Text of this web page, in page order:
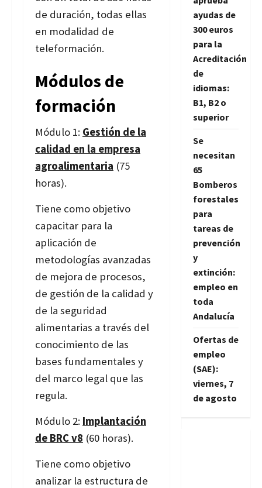
de duración, todas ellas
en modalidad de
teleformación.
Módulos de
formación
Módulo 1: Gestión de la
calidad en la empresa
agroalimentaria (75
horas).
Tiene como objetivo
capacitar para la
aplicación de
metodologías avanzadas
de mejora de procesos,
de gestión de la calidad y
de la seguridad
alimentarias a través del
conocimiento de las
bases fundamentales y
del marco legal que las
regula.
Módulo 2: Implantación
de BRC v8 (60 horas).
Tiene como objetivo
analizar la estructura de
ayudas de
300 euros
para la
Acreditación
de
idiomas:
B1, B2 o
superior
Se
necesitan
65
Bomberos
forestales
para
tareas de
prevención
y
extinción:
empleo en
toda
Andalucía
Ofertas de
empleo
(SAE):
viernes, 7
de agosto